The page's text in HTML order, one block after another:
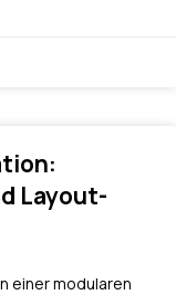
Layout-
einer modularen